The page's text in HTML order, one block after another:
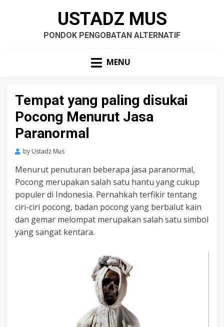
USTADZ MUS
PONDOK PENGOBATAN ALTERNATIF
MENU
Tempat yang paling disukai
Pocong Menurut Jasa
Paranormal
by Ustadz Mus
Menurut penuturan beberapa jasa paranormal,
Pocong merupakan salah satu hantu yang cukup
populer di Indonesia. Pernahkah terfikir tentang
ciri-ciri pocong, badan pocong yang berbalut kain
dan gemar melompat merupakan salah satu simbol
yang sangat kentara.